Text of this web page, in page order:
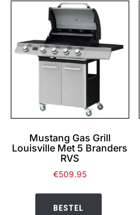
Mustang Gas Grill
Louisville Met 5 Branders
RVS
€509.95
BESTEL